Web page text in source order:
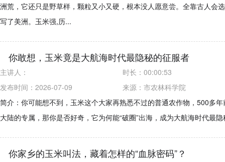
洲荒，它还只是野草样，颗粒又小又硬，根本没人愿意尝。全靠古人会
写了美洲。玉米强,历...
你敢想，玉米竟是大航海时代最隐秘的征服者
主讲人： 时长： 00:00:53
发布时间：2026-07-09
来源： 市农林科学院
简介：你可能想不到，玉米这个大家再熟悉不过的普通农作物，500多
大陆的专属，那你是否好奇，它为何能“破圈”出海，成为大航海时代最
你家乡的玉米叫法，藏着怎样的“血脉密码”？